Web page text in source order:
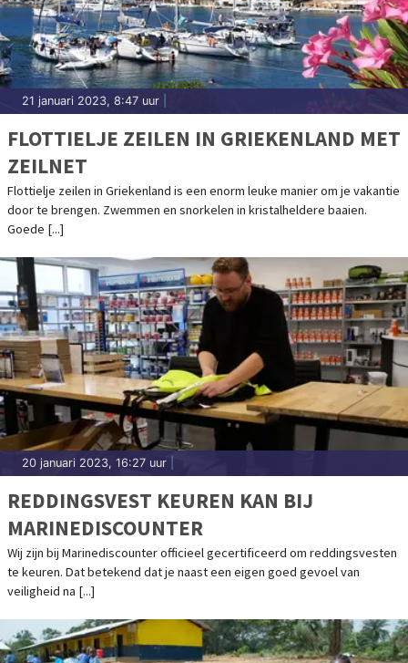
21 januari 2023, 8:47 uur
FLOTTIELJE ZEILEN IN GRIEKENLAND MET
ZEILNET
Flottielje zeilen in Griekenland is een enorm leuke manier om je vakantie
door te brengen. Zwemmen en snorkelen in kristalheldere baaien.
Goede [...]
20 januari 2023, 16:27 uur
REDDINGSVEST KEUREN KAN BIJ
MARINEDISCOUNTER
Wij zijn bij Marinediscounter officieel gecertificeerd om reddingsvesten
te keuren. Dat betekend dat je naast een eigen goed gevoel van
veiligheid na [...]